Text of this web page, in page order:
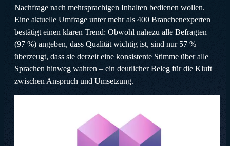
Nachfrage nach mehrsprachigen Inhalten bedienen wollen.
Eine aktuelle Umfrage unter mehr als 400 Branchenexperten
bestätigt einen klaren Trend: Obwohl nahezu alle Befragten
(97 %) angeben, dass Qualität wichtig ist, sind nur 57 %
überzeugt, dass sie derzeit eine konsistente Stimme über alle
Sprachen hinweg wahren – ein deutlicher Beleg für die Kluft
zwischen Anspruch und Umsetzung.